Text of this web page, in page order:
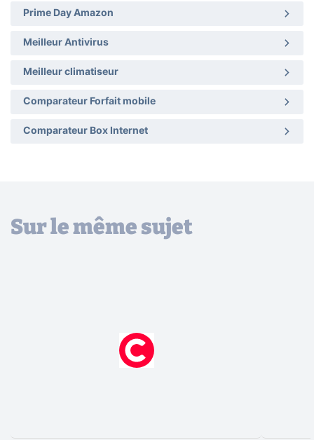
Prime Day Amazon
Meilleur Antivirus
Meilleur climatiseur
Comparateur Forfait mobile
Comparateur Box Internet
Sur le même sujet